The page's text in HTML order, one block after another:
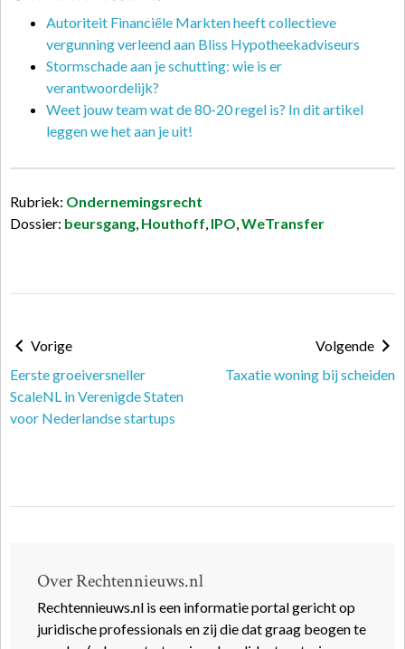
Autoriteit Financiële Markten heeft collectieve
vergunning verleend aan Bliss Hypotheekadviseurs
Stormschade aan je schutting: wie is er
verantwoordelijk?
Weet jouw team wat de 80-20 regel is? In dit artikel
leggen we het aan je uit!
Rubriek: Ondernemingsrecht
Dossier: beursgang, Houthoff, IPO,WeTransfer
Vorige
Eerste groeiversneller
ScaleNL in Verenigde Staten
voor Nederlandse startups
Volgende
Taxatie woning bij scheiden
Over Rechtennieuws.nl
Rechtennieuws.nl is een informatie portal gericht op
juridische professionals en zij die dat graag beogen te